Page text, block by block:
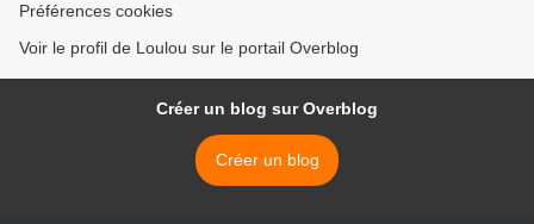
Préférences cookies
Voir le profil de Loulou sur le portail Overblog
Créer un blog sur Overblog
Créer un blog